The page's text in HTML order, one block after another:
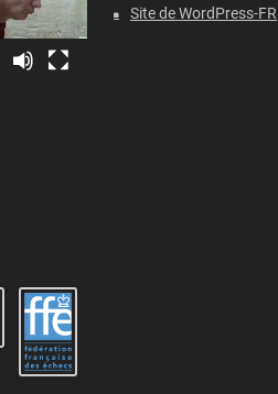
Site de WordPress-FR